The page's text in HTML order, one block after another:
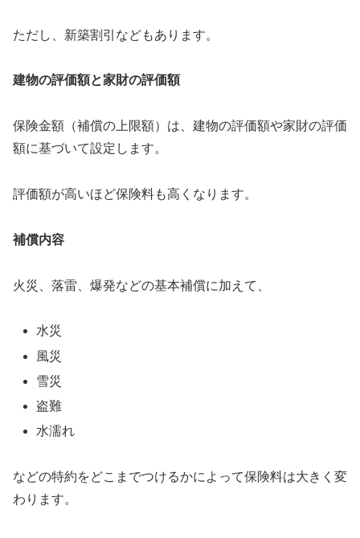
ただし、新築割引などもあります。
建物の評価額と家財の評価額
保険金額（補償の上限額）は、建物の評価額や家財の評価
額に基づいて設定します。
評価額が高いほど保険料も高くなります。
補償内容
火災、落雷、爆発などの基本補償に加えて、
水災
風災
雪災
盗難
水濡れ
などの特約をどこまでつけるかによって保険料は大きく変
わります。